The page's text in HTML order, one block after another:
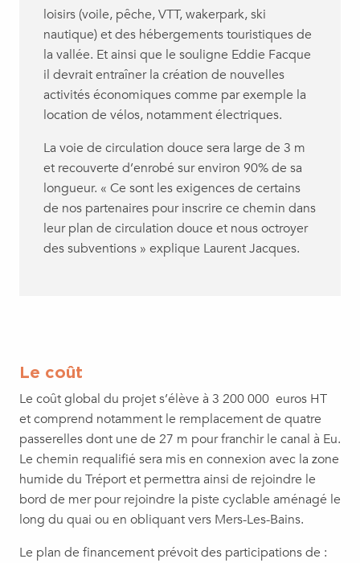
loisirs (voile, pêche, VTT, wakerpark, ski
nautique) et des hébergements touristiques de
la vallée. Et ainsi que le souligne Eddie Facque
il devrait entraîner la création de nouvelles
activités économiques comme par exemple la
location de vélos, notamment électriques.
La voie de circulation douce sera large de 3 m
et recouverte d’enrobé sur environ 90% de sa
longueur. « Ce sont les exigences de certains
de nos partenaires pour inscrire ce chemin dans
leur plan de circulation douce et nous octroyer
des subventions » explique Laurent Jacques.
Le coût
Le coût global du projet s’élève à 3 200 000 euros HT
et comprend notamment le remplacement de quatre
passerelles dont une de 27 m pour franchir le canal à Eu.
Le chemin requalifié sera mis en connexion avec la zone
humide du Tréport et permettra ainsi de rejoindre le
bord de mer pour rejoindre la piste cyclable aménagé le
long du quai ou en obliquant vers Mers-Les-Bains.
Le plan de financement prévoit des participations de :